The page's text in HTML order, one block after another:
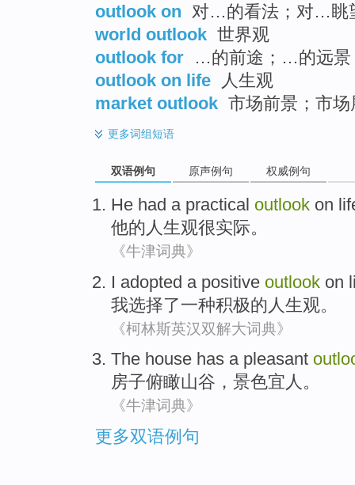
outlook on 对…的看法；对…眺
world outlook 世界观
outlook for
…的前途；…的远景
outlook on life
人生观
market outlook 市场前景；市场
更多词组短语
双语例句 原声例句 权威例句
He had a practical outlook on
他的人生观很实际。
《牛津词典》
I adopted a positive outlook on
我选择了一种积极的 人生观。
《柯林斯英汉双解大词典》
The house has a pleasant
房子俯瞰山谷 ， 景色宜人 。
《牛津词典》
更多双语例句